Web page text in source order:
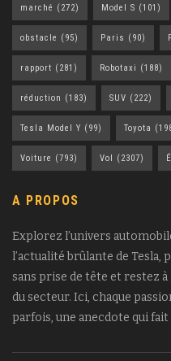
marché (272) Model S (101)
obstacle (95) Paris (90)
rapport (281) Robotaxi (188)
réduction (183) SUV (222)
Tesla Model Y (99) Toyota
Voiture (793) Vol (2307)
A PROPOS
Explorez l’univers
l’actualité brûlante de Tesla,
sans prise de tête et restez
du secteur. Ici, chaque
parfois, une anecdote qui